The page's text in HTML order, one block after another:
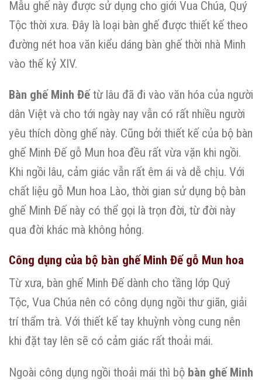
Mẫu ghế này được sử dụng cho giới Vua Chúa, Quý
Tộc thời xưa. Đây là loại bàn ghế được thiết kế theo
đường nét hoa văn kiểu dáng bàn ghế thời nhà Minh
vào thế kỷ XIV.
Bàn ghế Minh Đếtừ lâu đã đi vào văn hóa của người
dân Việt và cho tới ngày nay vẫn có rất nhiều người
yêu thích dòng ghế này. Cũng bởi thiết kế của bộ bàn
ghế Minh Đế gỗ Mun hoa đều rất vừa vặn khi ngồi.
Khi ngồi lâu, cảm giác vẫn rất êm ái và dễ chịu. Với
chất liệu gỗ Mun hoa Lào, thời gian sử dụng bộ bàn
ghế Minh Đế này có thể gọi là trọn đời, từ đời này
qua đời khác mà không hỏng.
Công dụng của bộ bàn ghế Minh Đế gỗ Mun hoa
Từ xưa, bàn ghế Minh Đế dành cho tầng lớp Quý
Tộc, Vua Chúa nên có công dụng ngồi thư giãn, giải
trí thẩm trà. Với thiết kế tay khuỳnh vòng cung nên
khi đặt tay lên sẽ có cảm giác rất thoải mái.
Ngoài công dụng ngồi thoải mái thì bộ bàn ghế Minh